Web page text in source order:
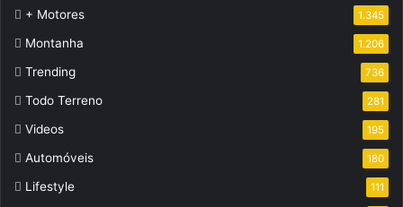
+ Motores 1.345
Montanha 1.206
Trending 736
Todo Terreno 281
Videos 195
Automóveis 180
Lifestyle 111